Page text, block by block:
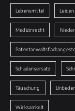
Lebensmittel Leiden
Medizinrecht
Schadensersatz
Täuschung
Wirksamkeit